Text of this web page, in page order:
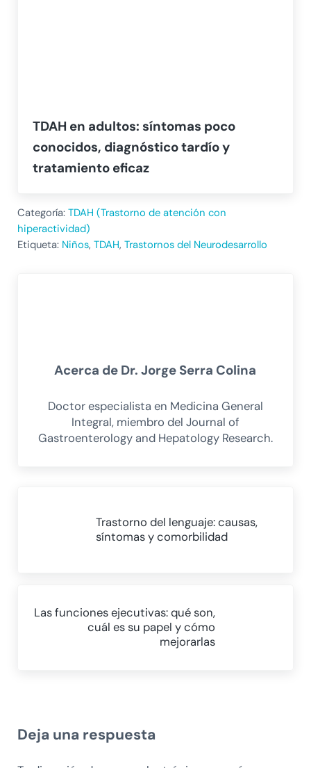
TDAH en adultos: síntomas poco
conocidos, diagnóstico tardío y
tratamiento eficaz
Categoría: TDAH (Trastorno de atención con
hiperactividad)
Etiqueta: Niños, TDAH, Trastornos del Neurodesarrollo
Acerca de Dr. Jorge Serra Colina
Doctor especialista en Medicina General
Integral, miembro del Journal of
Gastroenterology and Hepatology Research.
Trastorno del lenguaje: causas,
síntomas y comorbilidad
Las funciones ejecutivas: qué son,
cuál es su papel y cómo
mejorarlas
Deja una respuesta